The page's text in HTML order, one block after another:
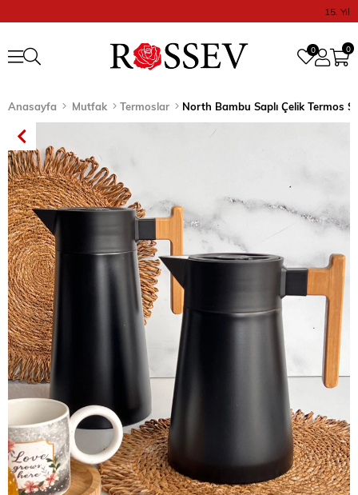
15. Yıl
0
0
Anasayfa Mutfak Termoslar North Bambu Saplı Çelik Termos